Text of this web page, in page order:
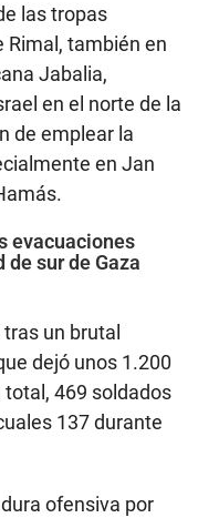
las tropas
Rimal, también en
Jabalia,
en el norte de la
de emplear la
en Jan
evacuaciones
sur de Gaza
un brutal
dejó unos 1.200
469 soldados
137 durante
ofensiva por